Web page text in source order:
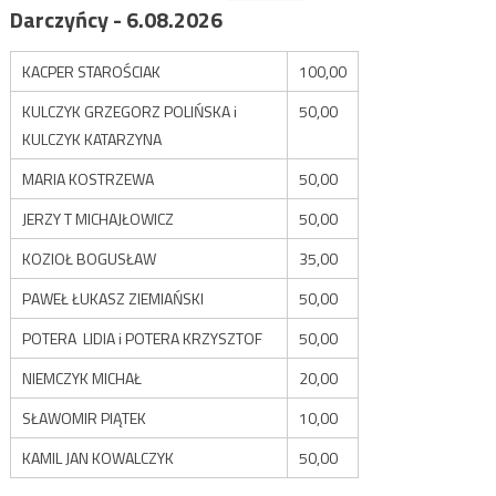
Darczyńcy - 6.08.2026
KACPER STAROŚCIAK
100,00
KULCZYK GRZEGORZ POLIŃSKA i
KULCZYK KATARZYNA
50,00
MARIA KOSTRZEWA
50,00
JERZY T MICHAJŁOWICZ
50,00
KOZIOŁ BOGUSŁAW
35,00
PAWEŁ ŁUKASZ ZIEMIAŃSKI
50,00
POTERA LIDIA i POTERA KRZYSZTOF
50,00
NIEMCZYK MICHAŁ
20,00
SŁAWOMIR PIĄTEK
10,00
KAMIL JAN KOWALCZYK
50,00